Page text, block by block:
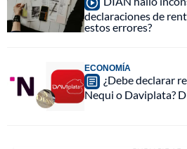
declaraciones de
estos errores?
ECONOMÍA
¿Debe declarar
Nequi o Daviplata?